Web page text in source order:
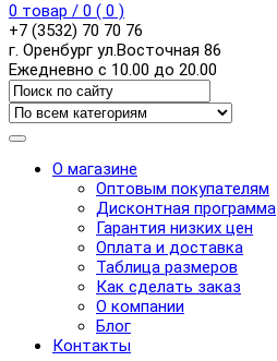
0 товар / 0 ( 0 )
+7 (3532) 70 70 76
г. Оренбург ул.Восточная 86
Ежедневно с 10.00 до 20.00
О магазине
Оптовым покупателям
Дисконтная программа
Гарантия низких цен
Оплата и доставка
Таблица размеров
Как сделать заказ
О компании
Блог
Контакты